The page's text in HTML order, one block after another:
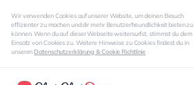
Wir verwenden Cookies auf unserer Website, um deinen Besuch
effizienter zu machen und dir mehr Benutzerfreundlichkeit bieten zu
können. Wenn du auf dieser Webseite weitersurfst, stimmst du dem
Einsatz von Cookies zu. Weitere Hinweise zu Cookies findest du in
unserenDatenschutzerklärung & Cookie Richtlinie